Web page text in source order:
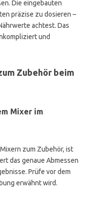
Die eingebauten
präzise zu dosieren –
achtest. Das
und
Zubehör beim
Mixer im
zum Zubehör, ist
das genaue Abmessen
Prüfe vor dem
erwähnt wird.